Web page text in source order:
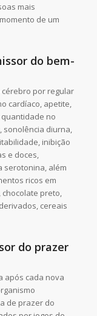
mais
de um
do bem-
por regular
cardíaco, apetite,
no
sonolência diurna,
inibição
e doces,
serotonina, além
ricos em
preto,
cereais
do prazer
após cada nova
de prazer do